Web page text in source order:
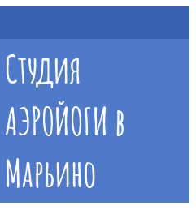
Студия
АЭРОЙОГИ в
Марьино